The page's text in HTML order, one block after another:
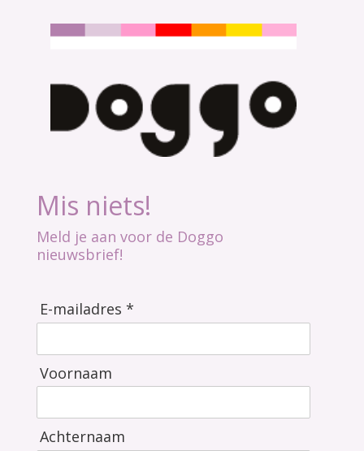
Mis niets!
Meld je aan voor de Doggo
nieuwsbrief!
E-mailadres *
Voornaam
Achternaam